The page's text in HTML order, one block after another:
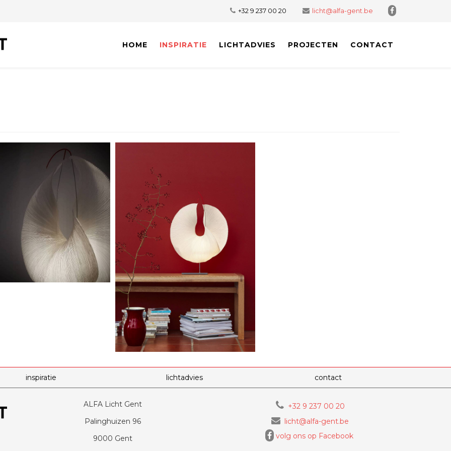
+32 9 237 00 20 licht@alfa-gent.be
HOME INSPIRATIE LICHTADVIES PROJECTEN CONTACT
inspiratie lichtadvies contact
ALFA Licht Gent
Palinghuizen 96
9000 Gent
+32 9 237 00 20
licht@alfa-gent.be
volg ons op Facebook